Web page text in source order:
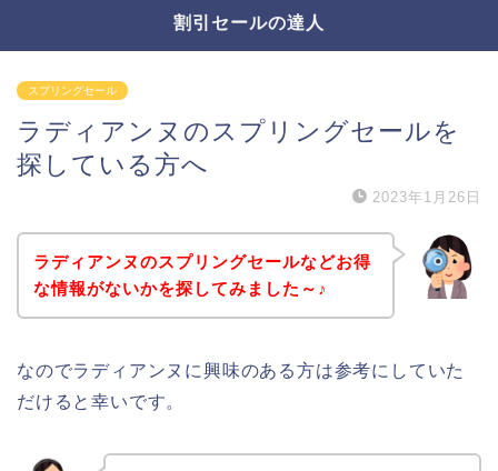
割引セールの達人
スプリングセール
ラディアンヌのスプリングセールを
探している方へ
2023年1月26日
ラディアンヌのスプリングセールなどお得
な情報がないかを探してみました～♪
なのでラディアンヌに興味のある方は参考にしていた
だけると幸いです。